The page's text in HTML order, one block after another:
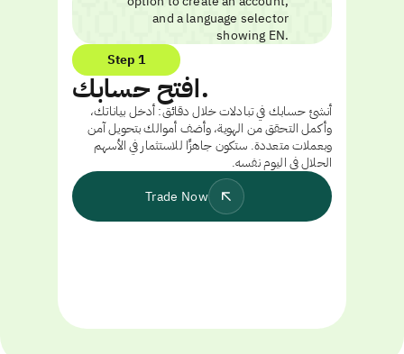
Step 1
افتح حسابك.
أنشئ حسابك في تبادلات خلال دقائق: أدخل بياناتك،
وأكمل التحقق من الهوية، وأضف أموالك بتحويل آمن
وبعملات متعددة. ستكون جاهزًا للاستثمار في الأسهم
الحلال في اليوم نفسه.
Trade Now